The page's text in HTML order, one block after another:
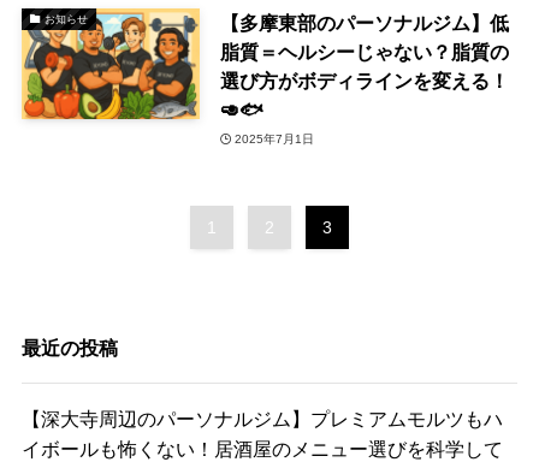
お知らせ
【多摩東部のパーソナルジム】低
脂質＝ヘルシーじゃない？脂質の
選び方がボディラインを変える！
🥑🐟
2025年7月1日
1 2 3
最近の投稿
【深大寺周辺のパーソナルジム】プレミアムモルツもハ
イボールも怖くない！居酒屋のメニュー選びを科学して